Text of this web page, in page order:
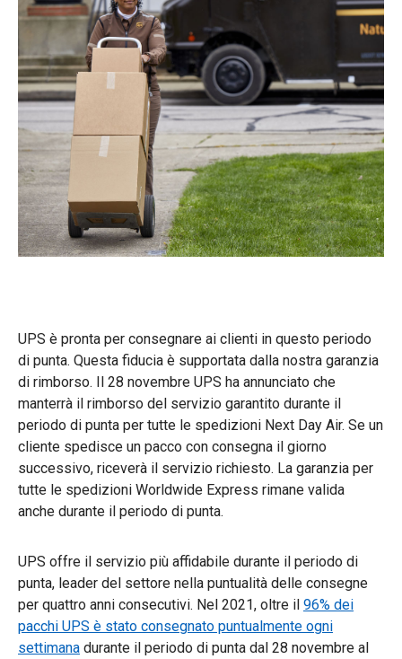
UPS è pronta per consegnare ai clienti in questo periodo
di punta. Questa fiducia è supportata dalla nostra garanzia
di rimborso. Il 28 novembre UPS ha annunciato che
manterrà il rimborso del servizio garantito durante il
periodo di punta per tutte le spedizioni Next Day Air. Se un
cliente spedisce un pacco con consegna il giorno
successivo, riceverà il servizio richiesto. La garanzia per
tutte le spedizioni Worldwide Express rimane valida
anche durante il periodo di punta.
UPS offre il servizio più affidabile durante il periodo di
punta, leader del settore nella puntualità delle consegne
per quattro anni consecutivi. Nel 2021, oltre il 96% dei
pacchi UPS è stato consegnato puntualmente ogni
settimana durante il periodo di punta dal 28 novembre al